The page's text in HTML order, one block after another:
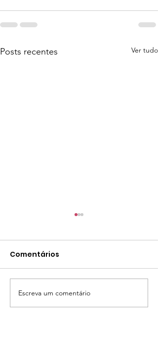
Posts recentes Ver tudo
Programa Escola
Culturas Populares do
Comentários
Escreva um comentário